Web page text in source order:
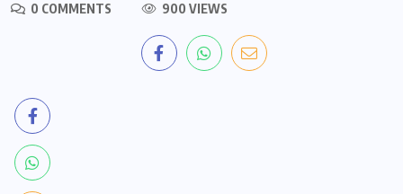
0 COMMENTS
900 VIEWS